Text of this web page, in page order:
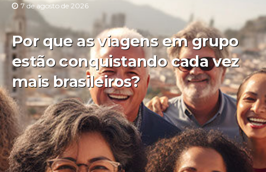
7 de agosto de 2026
Por que as viagens em grupo
estão conquistando cada vez
mais brasileiros?